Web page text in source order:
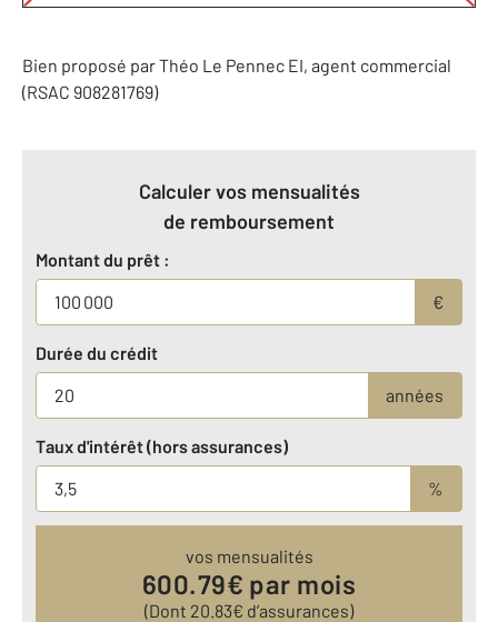
Bien proposé parThéo Le Pennec EI, agent commercial
(RSAC 908281769)
Calculer vos mensualités
de remboursement
Montant du prêt :
€
Durée du crédit
années
Taux d'intérêt (hors assurances)
%
vos mensualités
600.79€ par mois
(Dont 20.83€ d’assurances)